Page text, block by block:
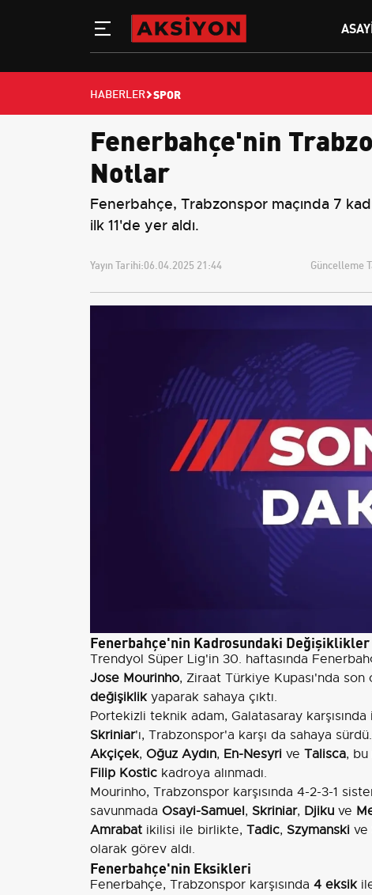
HABERLER SPOR
Fenerbahçe'nin
Notlar
Fenerbahçe, Trabzonspor maçında 7
ilk 11'de yer aldı.
Yayın Tarihi:06.04.2025 21:44 Güncelleme
Fenerbahçe'nin Kadrosundaki Değişiklikler
Trendyol Süper Lig'in 30. haftasında
Jose Mourinho, Ziraat Türkiye Kupası'nda son
değişiklikyaparak sahaya çıktı.
Portekizli teknik adam, Galatasaray karşısında
Skriniar'ı, Trabzonspor'a karşı da sahaya
Akçiçek, Oğuz Aydın, En-Nesyri ve Talisca,
Filip Kostic kadroya alınmadı.
Mourinho, Trabzonspor karşısında 4-2-3-1
savunmada Osayi-Samuel, Skriniar, Djiku ve
Amrabat ikilisi ile birlikte, Tadic, Szymanski ve
olarak görev aldı.
Fenerbahçe'nin Eksikleri
Fenerbahçe, Trabzonspor karşısında 4 eksik